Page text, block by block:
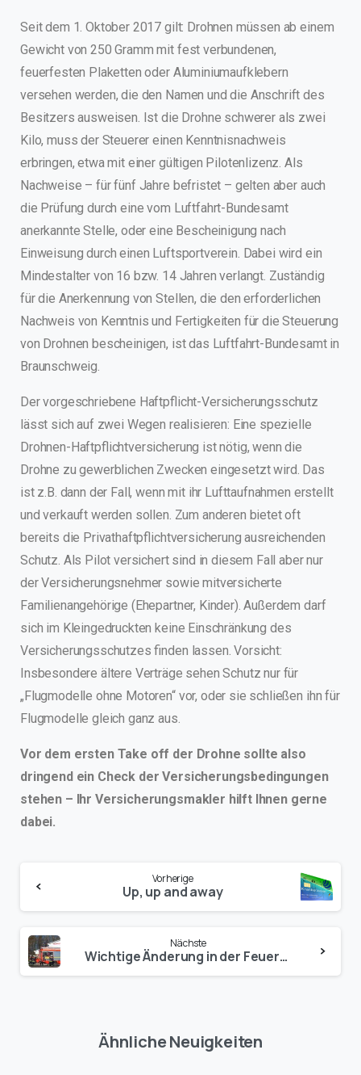
Seit dem 1. Oktober 2017 gilt: Drohnen müssen ab einem
Gewicht von 250 Gramm mit fest verbundenen,
feuerfesten Plaketten oder Aluminiumaufklebern
versehen werden, die den Namen und die Anschrift des
Besitzers ausweisen. Ist die Drohne schwerer als zwei
Kilo, muss der Steuerer einen Kenntnisnachweis
erbringen, etwa mit einer gültigen Pilotenlizenz. Als
Nachweise – für fünf Jahre befristet – gelten aber auch
die Prüfung durch eine vom Luftfahrt-Bundesamt
anerkannte Stelle, oder eine Bescheinigung nach
Einweisung durch einen Luftsportverein. Dabei wird ein
Mindestalter von 16 bzw. 14 Jahren verlangt. Zuständig
für die Anerkennung von Stellen, die den erforderlichen
Nachweis von Kenntnis und Fertigkeiten für die Steuerung
von Drohnen bescheinigen, ist das Luftfahrt-Bundesamt in
Braunschweig.
Der vorgeschriebene Haftpflicht-Versicherungsschutz
lässt sich auf zwei Wegen realisieren: Eine spezielle
Drohnen-Haftpflichtversicherung ist nötig, wenn die
Drohne zu gewerblichen Zwecken eingesetzt wird. Das
ist z.B. dann der Fall, wenn mit ihr Lufttaufnahmen erstellt
und verkauft werden sollen. Zum anderen bietet oft
bereits die Privathaftpflichtversicherung ausreichenden
Schutz. Als Pilot versichert sind in diesem Fall aber nur
der Versicherungsnehmer sowie mitversicherte
Familienangehörige (Ehepartner, Kinder). Außerdem darf
sich im Kleingedruckten keine Einschränkung des
Versicherungsschutzes finden lassen. Vorsicht:
Insbesondere ältere Verträge sehen Schutz nur für
„Flugmodelle ohne Motoren“ vor, oder sie schließen ihn für
Flugmodelle gleich ganz aus.
Vor dem ersten Take off der Drohne sollte also
dringend ein Check der Versicherungsbedingungen
stehen – Ihr Versicherungsmakler hilft Ihnen gerne
dabei.
Vorherige
Up, up and away
Nächste
Wichtige Änderung in der Feuerversicherung
Ähnliche Neuigkeiten